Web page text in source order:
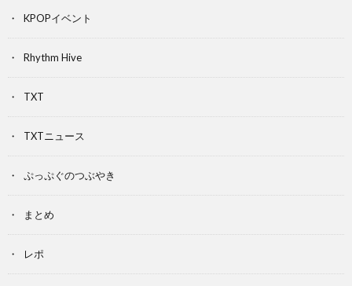
KPOPイベント
Rhythm Hive
TXT
TXTニュース
ぷっぷぐのつぶやき
まとめ
レポ